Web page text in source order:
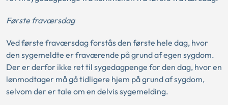
Første fraværsdag
Ved første fraværsdag forstås den første hele dag, hvor
den sygemeldte er fraværende på grund af egen sygdom.
Der er derfor ikke ret til sygedagpenge for den dag, hvor en
lønmodtager må gå tidligere hjem på grund af sygdom,
selvom der er tale om en delvis sygemelding.